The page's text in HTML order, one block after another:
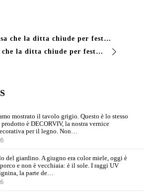
Si avvisa che la ditta chiude per festività …
Si avvisa che la ditta chiude per festività natalizie dal 27 Dicembre 2017 al 05 Gennaio 2018 compreso. Cogliamo l’occasione per augurarvi buone feste.
mostrato il tavolo grigio. Questo è lo stesso
è DECORVIV, la nostra vernice
per il legno. Non…
del giardino. A giugno era color miele, oggi è
e non è vecchiaia: è il sole. I raggi UV
la parte de…